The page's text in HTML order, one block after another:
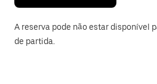
A reserva pode não estar disponível
de partida.